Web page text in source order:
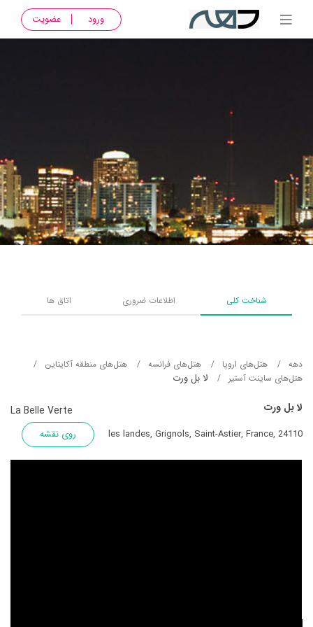
ورود عضویت
شناخت کلی اطلاعات ضروری اتاق ها
دهه هتل‌های اروپا هتل‌های فرانسه
هتل‌های منطقه آکایتاین
هتل‌های ساینت آستیر
لا بل ورت
لا بل ورت La Belle Verte
les landes, Grignols, Saint-Astier, France, 24110 روی نقشه